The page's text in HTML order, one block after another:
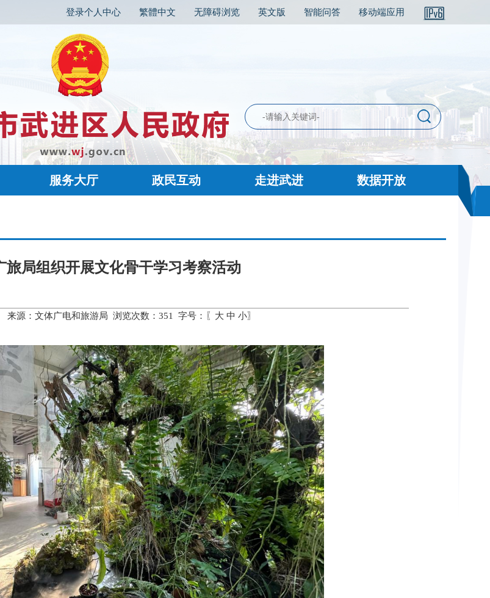
登录个人中心 繁體中文 无障碍浏览 英文版 智能问答 移动端应用
服务大厅 政民互动 走进武进 数据开放
旅局组织开展文化骨干学习考察活动
来源：文体广电和旅游局 浏览次数： 351 字号：〖 大 中 小〗